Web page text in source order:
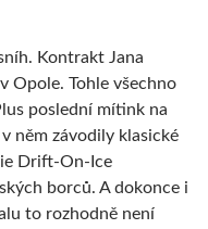
Kontrakt Jana
Opole. Tohle všechno
poslední mítink na
něm závodily klasické
Drift-On-Ice
borců. A dokonce i
to rozhodně není